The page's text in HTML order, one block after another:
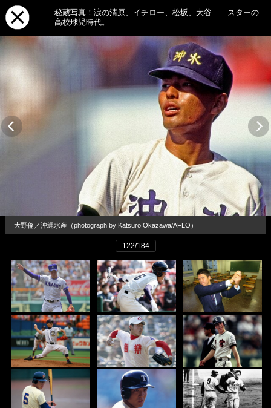
秘蔵写真！涙の清原、イチロー、松坂、大谷……スターの
高校球児時代。
大野倫／沖縄水産（photograph by Katsuro Okazawa/AFLO）
122/184